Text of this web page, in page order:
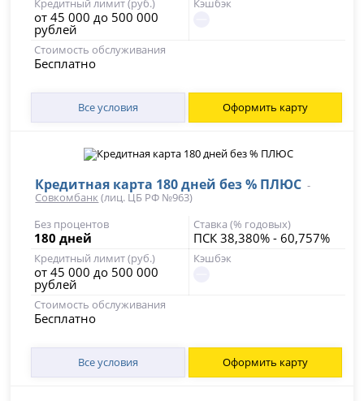
Кредитный лимит (руб.)
от 45 000 до 500 000
рублей
Кэшбэк
Стоимость обслуживания
Бесплатно
Все условия Оформить карту
Кредитная карта 180 дней без % ПЛЮС -
Совкомбанк (лиц. ЦБ РФ №963)
Без процентов
180 дней
Ставка (% годовых)
ПСК 38,380% - 60,757%
Кредитный лимит (руб.)
от 45 000 до 500 000
рублей
Кэшбэк
Стоимость обслуживания
Бесплатно
Все условия Оформить карту